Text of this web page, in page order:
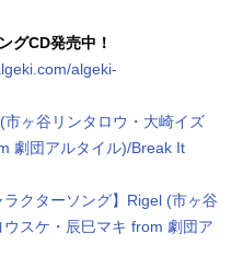
グCD発売中！
algeki-
ラクターソング】Rigel (市ヶ谷
スケ・辰巳マキ from 劇団ア